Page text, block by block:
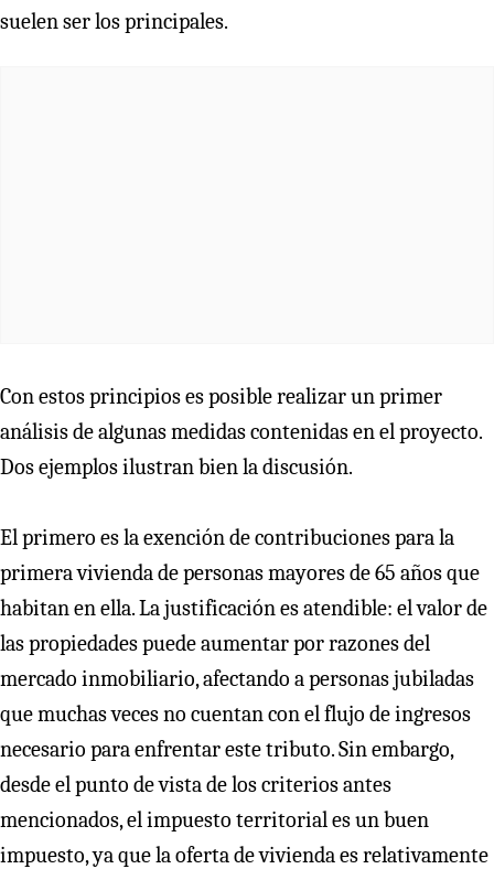
suelen ser los principales.
Con estos principios es posible realizar un primer
análisis de algunas medidas contenidas en el proyecto.
Dos ejemplos ilustran bien la discusión.
El primero es la exención de contribuciones para la
primera vivienda de personas mayores de 65 años que
habitan en ella. La justificación es atendible: el valor de
las propiedades puede aumentar por razones del
mercado inmobiliario, afectando a personas jubiladas
que muchas veces no cuentan con el flujo de ingresos
necesario para enfrentar este tributo. Sin embargo,
desde el punto de vista de los criterios antes
mencionados, el impuesto territorial es un buen
impuesto, ya que la oferta de vivienda es relativamente